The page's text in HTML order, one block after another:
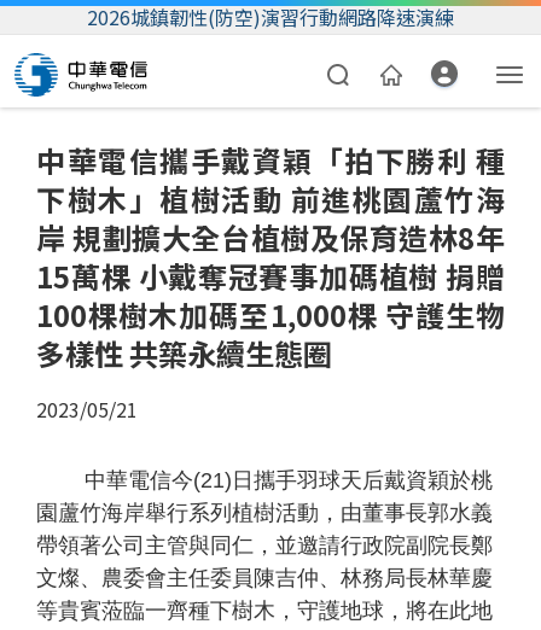
2026城鎮韌性(防空)演習行動網路降速演練
資費合約
中華電信攜手戴資穎「拍下勝利 種
下樹木」植樹活動 前進桃園蘆竹海
岸 規劃擴大全台植樹及保育造林8年
15萬棵 小戴奪冠賽事加碼植樹 捐贈
100棵樹木加碼至1,000棵 守護生物
多樣性 共築永續生態圈
2023/05/21
中華電信今(21) 日攜手羽球天后戴資穎於桃
園蘆竹海岸舉行系列植樹活動，由董事長郭水義
帶領著公司主管與同仁，並邀請行政院副院長鄭
文燦、農委會主任委員陳吉仲、林務局長林華慶
等貴賓蒞臨一齊種下樹木，守護地球，將在此地